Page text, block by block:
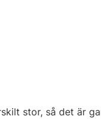
stor, så det är